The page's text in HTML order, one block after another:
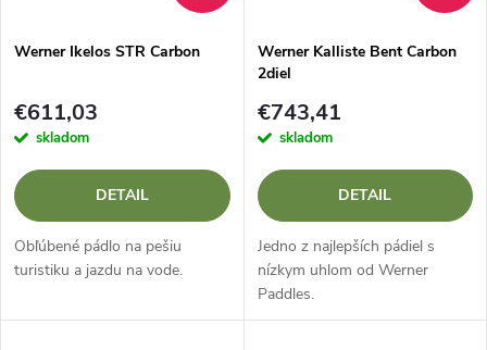
Werner Ikelos STR Carbon
€611,03
skladom
DETAIL
Obľúbené pádlo na pešiu
turistiku a jazdu na vode.
Werner Kalliste Bent Carbon
2diel
€743,41
skladom
DETAIL
Jedno z najlepších pádiel s
nízkym uhlom od Werner
Paddles.